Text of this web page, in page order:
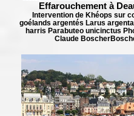
Effarouchement à
Intervention de Khéops sur
goélands argentés Larus
harris Parabuteo unicinctus
Claude